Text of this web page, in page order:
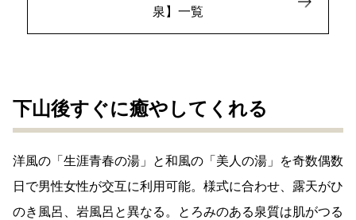
泉】一覧
下山後すぐに癒やしてくれる
洋風の「生涯青春の湯」と和風の「美人の湯」を奇数偶数
日で男性女性が交互に利用可能。様式に合わせ、露天がひ
のき風呂、岩風呂と異なる。とろみのある泉質は肌がつる